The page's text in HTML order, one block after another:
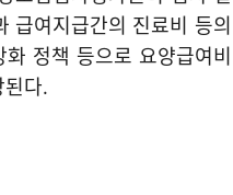
급여지급간의 진료비 등의
정책 등으로 요양급여비
다.